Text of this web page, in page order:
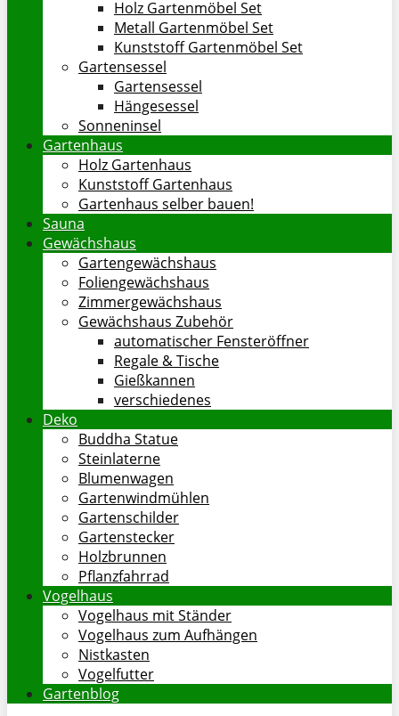
Holz Gartenmöbel Set
Metall Gartenmöbel Set
Kunststoff Gartenmöbel Set
Gartensessel
Gartensessel
Hängesessel
Sonneninsel
Gartenhaus
Holz Gartenhaus
Kunststoff Gartenhaus
Gartenhaus selber bauen!
Sauna
Gewächshaus
Gartengewächshaus
Foliengewächshaus
Zimmergewächshaus
Gewächshaus Zubehör
automatischer Fensteröffner
Regale & Tische
Gießkannen
verschiedenes
Deko
Buddha Statue
Steinlaterne
Blumenwagen
Gartenwindmühlen
Gartenschilder
Gartenstecker
Holzbrunnen
Pflanzfahrrad
Vogelhaus
Vogelhaus mit Ständer
Vogelhaus zum Aufhängen
Nistkasten
Vogelfutter
Gartenblog